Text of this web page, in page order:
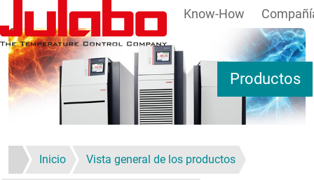
Pasar al contenido principal
Productos
Know-How
Inicio Vista general de los productos